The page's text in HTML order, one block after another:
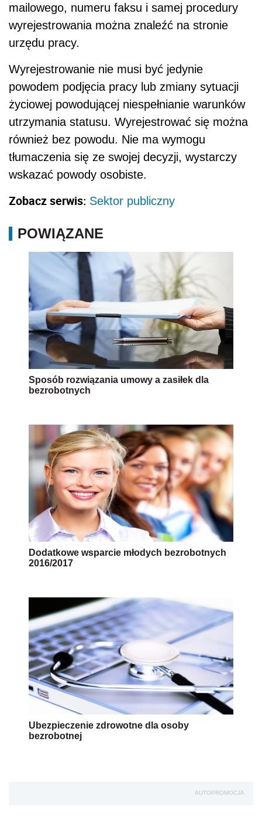
mailowego, numeru faksu i samej procedury
wyrejestrowania można znaleźć na stronie
urzędu pracy.
Wyrejestrowanie nie musi być jedynie
powodem podjęcia pracy lub zmiany sytuacji
życiowej powodującej niespełnianie warunków
utrzymania statusu. Wyrejestrować się można
również bez powodu. Nie ma wymogu
tłumaczenia się ze swojej decyzji, wystarczy
wskazać powody osobiste.
Zobacz serwis: Sektor publiczny
POWIĄZANE
Sposób rozwiązania umowy a zasiłek dla
bezrobotnych
Dodatkowe wsparcie młodych bezrobotnych
2016/2017
Ubezpieczenie zdrowotne dla osoby
bezrobotnej
AUTOPROMOCJA